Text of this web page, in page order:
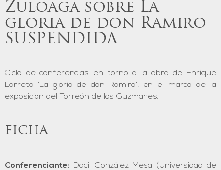
Zuloaga sobre La
gloria de don Ramiro
SUSPENDIDA
Ciclo de conferencias en torno a la obra de Enrique
Larreta ‘La gloria de don Ramiro’, en el marco de la
exposición del Torreón de los Guzmanes.
FICHA
Conferenciante: Dacil González Mesa (Universidad de